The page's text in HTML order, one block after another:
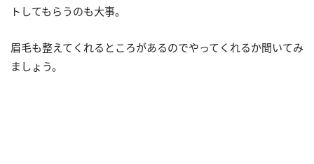
トしてもらうのも大事。
眉毛も整えてくれるところがあるのでやってくれるか聞いてみ
ましょう。